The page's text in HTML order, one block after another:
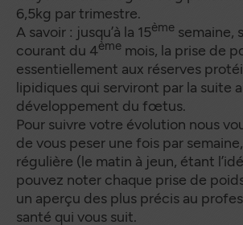
6,5kg par trimestre.
A savoir : jusqu’à la 15ème semaine,
courant du 4ème mois, la prise de
essentiellement aux réserves
lipidiques qui serviront par la suite
développement du fœtus.
Pour suivre votre évolution nous
de vous peser une fois par
régulière (le matin à jeun, étant
pouvez noter chaque prise de
un aperçu des plus précis au
santé qui vous suit.